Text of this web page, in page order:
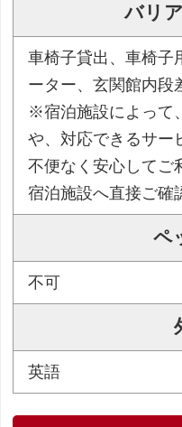
バリ
車椅子貸出、車椅子
ーター、玄関館内段
※宿泊施設によって
や、対応できるサー
不便なく安心してご
宿泊施設へ直接ご確
ペ
不可
英語